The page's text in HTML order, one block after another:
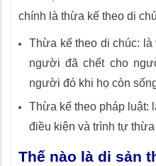
chính là thừa kế theo di
Thừa kế theo di chúc:
người đã chết cho
người đó khi họ còn
Thừa kế theo pháp luật:
điều kiện và trình tự
Thế nào là di sản